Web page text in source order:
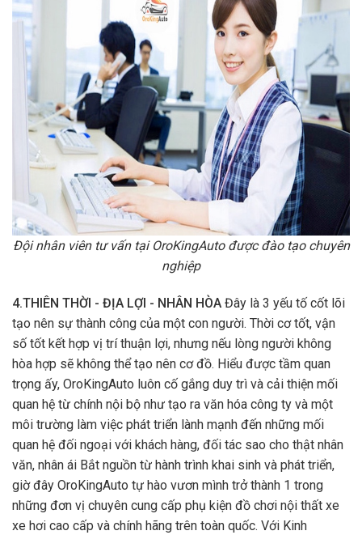
Đội nhân viên tư vấn tại OroKingAuto được đào tạo chuyên
nghiệp
4.THIÊN THỜI - ĐỊA LỢI - NHÂN HÒA Đây là 3 yếu tố cốt lõi
tạo nên sự thành công của một con người. Thời cơ tốt, vận
số tốt kết hợp vị trí thuận lợi, nhưng nếu lòng người không
hòa hợp sẽ không thể tạo nên cơ đồ. Hiểu được tầm quan
trọng ấy, OroKingAuto luôn cố gắng duy trì và cải thiện mối
quan hệ từ chính nội bộ như tạo ra văn hóa công ty và một
môi trường làm việc phát triển lành mạnh đến những mối
quan hệ đối ngoại với khách hàng, đối tác sao cho thật nhân
văn, nhân ái Bắt nguồn từ hành trình khai sinh và phát triển,
giờ đây OroKingAuto tự hào vươn mình trở thành 1 trong
những đơn vị chuyên cung cấp phụ kiện đồ chơi nội thất xe
xe hơi cao cấp và chính hãng trên toàn quốc. Với Kinh